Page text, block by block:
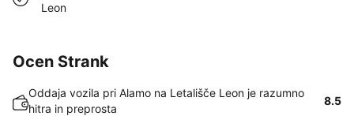
Leon
Ocen Strank
Oddaja vozila pri Alamo na Letališče Leon je razumno
hitra in preprosta
8.5